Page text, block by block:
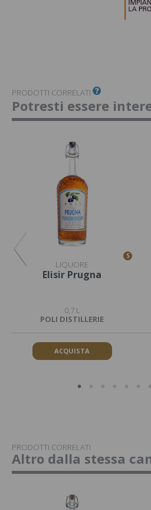
PRODOTTI CORRELATI
Potresti essere
S
LIQUORE
Elisir Prugna
0,7 L
POLI DISTILLERIE
ACQUISTA
PRODOTTI CORRELATI
Altro dalla stessa